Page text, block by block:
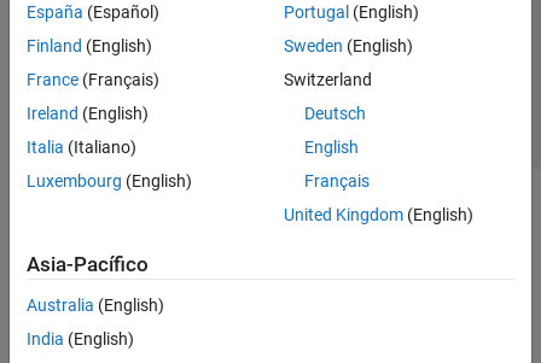
España (Español)
Finland (English)
France (Français)
Ireland (English)
Italia (Italiano)
Luxembourg (English)
Portugal (English)
Sweden (English)
Switzerland
Deutsch
English
Français
United Kingdom(English)
Asia-Pacífico
Australia (English)
India (English)
© 1994-2026 The MathWorks, Inc.